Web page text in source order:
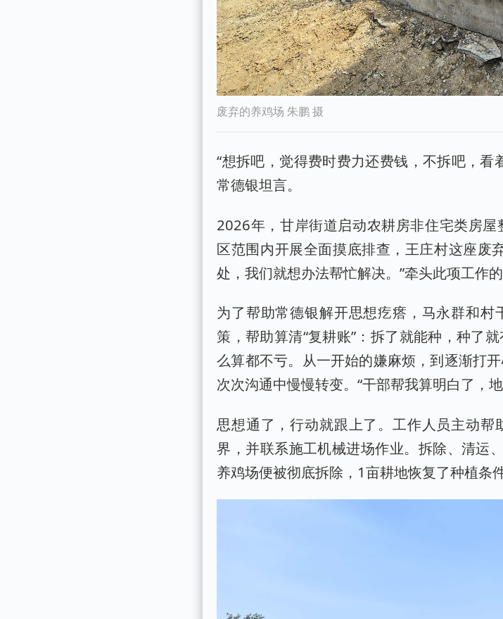
废弃的养鸡场 朱鹏 摄
“想拆吧，觉得费时费力还费钱，不拆吧，看
常德银坦言。
2026年，甘岸街道启动农耕房非住宅类房
区范围内开展全面摸底排查，王庄村这座废
处，我们就想办法帮忙解决。”牵头此项工作
为了帮助常德银解开思想疙瘩，马永群和
策，帮助算清“复耕账”：拆了就能种，种了
么算都不亏。从一开始的嫌麻烦，到逐渐打
次次沟通中慢慢转变。“干部帮我算明白了，
思想通了，行动就跟上了。工作人员主动帮
界，并联系施工机械进场作业。拆除、清运
养鸡场便被彻底拆除，1亩耕地恢复了种植条件